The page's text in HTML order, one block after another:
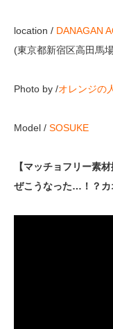
location / DANAGAN
(東京都新宿区高田馬
Photo by /オレンジの
Model / SOSUKE
【マッチョフリー素
ぜこうなった…！？カ